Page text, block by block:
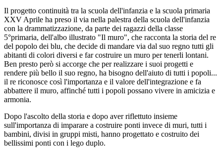
Il progetto continuità tra la scuola dell'infanzia e la scuola primaria
XXV Aprile ha preso il via nella palestra della scuola dell'infanzia
con la drammatizzazione, da parte dei ragazzi della classe
5°primaria, dell'albo illustrato "Il muro", che racconta la storia del re
del popolo dei blu, che decide di mandare via dal suo regno tutti gli
abitanti di colori diversi e far costruire un muro per tenerli lontani.
Ben presto però si accorge che per realizzare i suoi progetti e
rendere più bello il suo regno, ha bisogno dell'aiuto di tutti i popoli...
il re riconosce così l'importanza e il valore dell'integrazione e fa
abbattere il muro, affinché tutti i popoli possano vivere in amicizia e
armonia.
Dopo l'ascolto della storia e dopo aver riflettuto insieme
sull'importanza di imparare a costruire ponti invece di muri, tutti i
bambini, divisi in gruppi misti, hanno progettato e costruito dei
bellissimi ponti con i lego duplo.